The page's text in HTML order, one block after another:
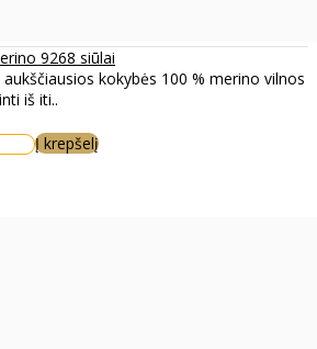
9268 siūlai
kokybės 100 % merino vilnos
iš iti..
Į krepšelį